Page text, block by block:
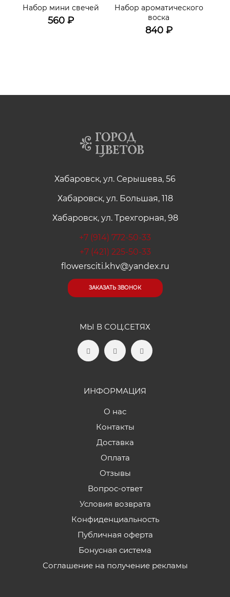
Набор мини свечей
560₽
Набор ароматического
воска
840₽
Хабаровск, ул. Серышева, 56
Хабаровск, ул. Большая, 118
Хабаровск, ул. Трехгорная, 98
+7 (914) 772-50-33
+7 (421) 225-50-33
flowersciti.khv@yandex.ru
ЗАКАЗАТЬ ЗВОНОК
МЫ В СОЦ.СЕТЯХ
ИНФОРМАЦИЯ
О нас
Контакты
Доставка
Оплата
Отзывы
Вопрос-ответ
Условия возврата
Конфиденциальность
Публичная оферта
Бонусная система
Соглашение на получение рекламы